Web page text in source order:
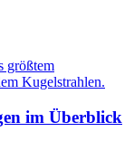
größtem
Kugelstrahlen.
im Überblick